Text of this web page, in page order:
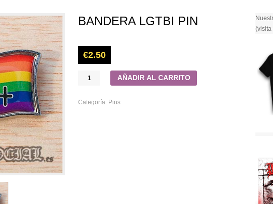
BANDERA LGTBI PIN
€2.50
AÑADIR AL CARRITO
Categoría: Pins
(visita